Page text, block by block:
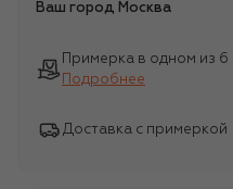
Ваш город Москва
Примерка в одном из 6
Подробнее
Доставка с примеркой